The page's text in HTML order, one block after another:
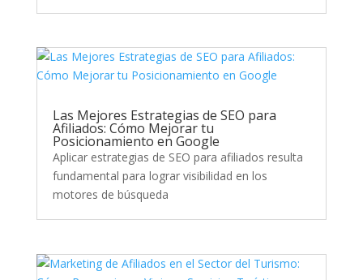
Las Mejores Estrategias de SEO para
Afiliados: Cómo Mejorar tu
Posicionamiento en Google
Aplicar estrategias de SEO para afiliados resulta
fundamental para lograr visibilidad en los
motores de búsqueda